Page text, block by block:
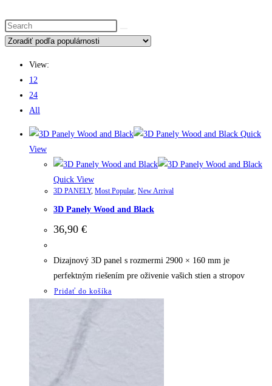
View:
12
24
All
Quick
View
Quick View
3D PANELY, Most Popular, New Arrival
3D Panely Wood and Black
36,90 €
Dizajnový 3D panel s rozmermi 2900 × 160 mm je
perfektným riešením pre oživenie vašich stien a stropov
Pridať do košíka